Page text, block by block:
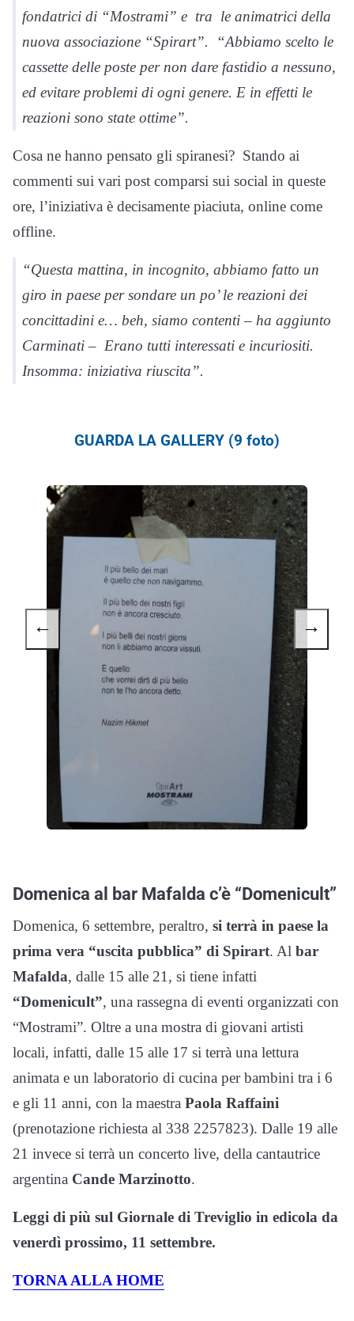
fondatrici di “Mostrami” e tra le animatrici della
nuova associazione “Spirart”. “Abbiamo scelto le
cassette delle poste per non dare fastidio a nessuno,
ed evitare problemi di ogni genere. E in effetti le
reazioni sono state ottime”.
Cosa ne hanno pensato gli spiranesi? Stando ai
commenti sui vari post comparsi sui social in queste
ore, l’iniziativa è decisamente piaciuta, online come
offline.
“Questa mattina, in incognito, abbiamo fatto un
giro in paese per sondare un po’ le reazioni dei
concittadini e… beh, siamo contenti – ha aggiunto
Carminati – Erano tutti interessati e incuriositi.
Insomma: iniziativa riuscita”.
GUARDA LA GALLERY (9 foto)
← →
Domenica al bar Mafalda c’è “Domenicult”
Domenica, 6 settembre, peraltro, si terrà in paese la
prima vera “uscita pubblica” di Spirart. Al bar
Mafalda, dalle 15 alle 21, si tiene infatti
“Domenicult”, una rassegna di eventi organizzati con
“Mostrami”. Oltre a una mostra di giovani artisti
locali, infatti, dalle 15 alle 17 si terrà una lettura
animata e un laboratorio di cucina per bambini tra i 6
e gli 11 anni, con la maestra Paola Raffaini
(prenotazione richiesta al 338 2257823). Dalle 19 alle
21 invece si terrà un concerto live, della cantautrice
argentina Cande Marzinotto.
Leggi di più sul Giornale di Treviglio in edicola da
venerdì prossimo, 11 settembre.
TORNA ALLA HOME